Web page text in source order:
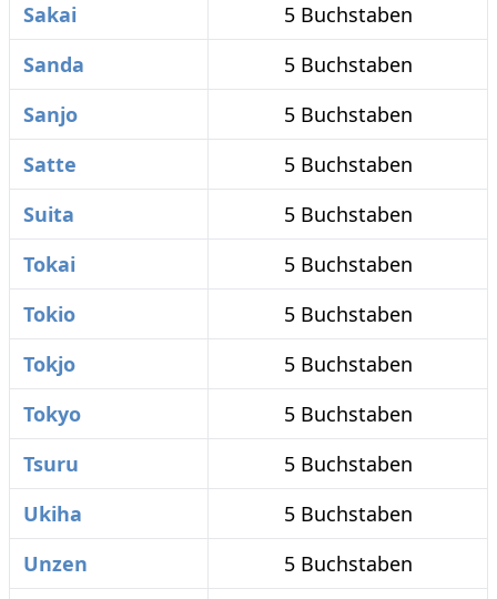
Sakai
5 Buchstaben
Sanda
5 Buchstaben
Sanjo
5 Buchstaben
Satte
5 Buchstaben
Suita
5 Buchstaben
Tokai
5 Buchstaben
Tokio
5 Buchstaben
Tokjo
5 Buchstaben
Tokyo
5 Buchstaben
Tsuru
5 Buchstaben
Ukiha
5 Buchstaben
Unzen
5 Buchstaben